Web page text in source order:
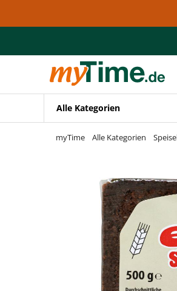
Zur Navigation springen
Alle Kategorien
myTime Alle Kategorien